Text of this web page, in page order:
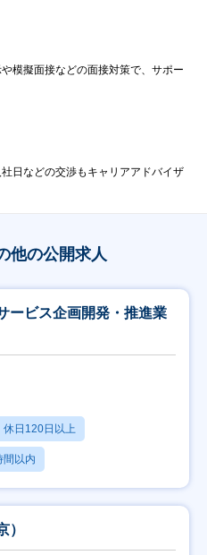
模擬面接などの面接対策で、サポー
日などの交渉もキャリアアドバイザ
他の公開求人
ービス企画開発・推進業
休日120日以上
間以内
）